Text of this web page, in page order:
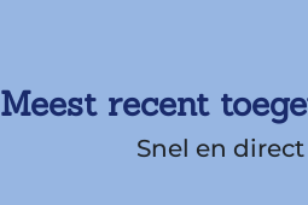
Meest recent
Snel en